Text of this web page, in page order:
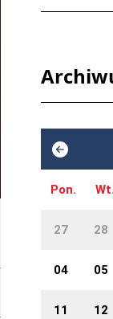
Pon. Wt.
27 28
04 05
11 12